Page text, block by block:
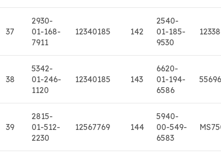
37
2930-
01-168-
7911
12340185 142
2540-
01-185-
9530
38
5342-
01-246-
1120
12340185 143
6620-
01-194-
6586
39
2815-
01-512-
2230
12567769 144
5940-
00-549-
6583